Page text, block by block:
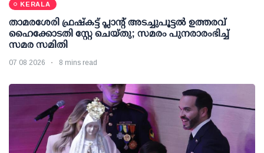
KERALA
താമരശേരി ഫ്രഷ്കട്ട് പ്ലാന്റ് അടച്ചുപൂട്ടൽ ഉത്തരവ്
ഹൈക്കോടതി സ്റ്റേ ചെയ്തു; സമരം പുനരാരംഭിച്ച്
സമര സമിതി
07 08 2026 8 mins read